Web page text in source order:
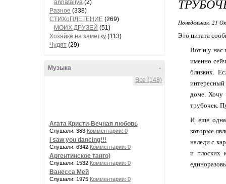
annataliya (2)
Разное (338)
СТИХоПЛЕТЕНИЕ (269)
МОИХ ДРУЗЕЙ (51)
Хозяйке на заметку (113)
Чудят (29)
-
Музыка
Все (148)
Агата Кристи-Вечная любовь
Слушали: 383 Комментарии: 0
I saw you dancing!!!
Слушали: 6342 Комментарии: 0
Аргентинское танго)
Слушали: 1532 Комментарии: 0
Ванесса Мей
Слушали: 1975 Комментарии: 0
Понедельник, 21
Это цитата
Вот и у нас
именно
близких.
доме. Хочу
трубочек.
И еще одна
которые
наледи с
и плоских